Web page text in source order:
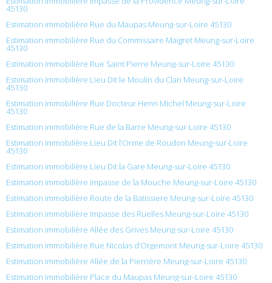
45130
Estimation immobilière Rue du Maupas Meung-sur-Loire 45130
Estimation immobilière Rue du Commissaire Maigret Meung-sur-Loire
45130
Estimation immobilière Rue Saint Pierre Meung-sur-Loire 45130
Estimation immobilière Lieu Dit le Moulin du Clan Meung-sur-Loire
45130
Estimation immobilière Rue Docteur Henri Michel Meung-sur-Loire
45130
Estimation immobilière Rue de la Barre Meung-sur-Loire 45130
Estimation immobilière Lieu Dit l’Orme de Roudon Meung-sur-Loire
45130
Estimation immobilière Lieu Dit la Gare Meung-sur-Loire 45130
Estimation immobilière Impasse de la Mouche Meung-sur-Loire 45130
Estimation immobilière Route de la Batissiere Meung-sur-Loire 45130
Estimation immobilière Impasse des Ruelles Meung-sur-Loire 45130
Estimation immobilière Allée des Grives Meung-sur-Loire 45130
Estimation immobilière Rue Nicolas d’Orgemont Meung-sur-Loire 45130
Estimation immobilière Allée de la Pierrière Meung-sur-Loire 45130
Estimation immobilière Place du Maupas Meung-sur-Loire 45130